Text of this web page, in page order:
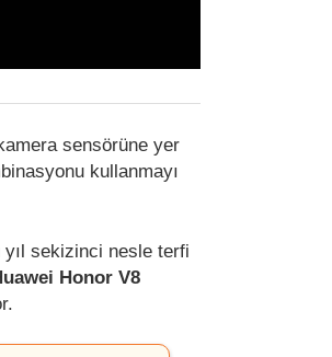
sensörüne yer
kullanmayı
sekizinci nesle terfi
Honor V8